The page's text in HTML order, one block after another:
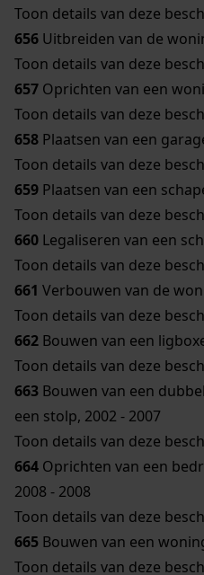
Toon details van deze
656 Uitbreiden van de
Toon details van deze
657 Oprichten van een
Toon details van deze
658 Plaatsen van een
Toon details van deze
659 Plaatsen van een
Toon details van deze
660 Legaliseren van een
Toon details van deze
661 Verbouwen van de
Toon details van deze
662 Bouwen van een
Toon details van deze
663 Bouwen van een
een stolp, 2002 - 2007
Toon details van deze
664 Oprichten van een
2008 - 2008
Toon details van deze
665 Bouwen van een
Toon details van deze